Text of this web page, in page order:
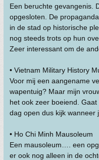
Een beruchte gevangenis.
opgesloten. De
in de stad op historische
nog steeds trots op hun
Zeer interessant om de
• Vietnam Military History
Voor mij een aangename
wapentuig? Maar mijn
het ook zeer boeiend.
dag open dus kijk wanneer
• Ho Chi Minh Mausoleum
Een mausoleum…. een
er ook nog alleen in de